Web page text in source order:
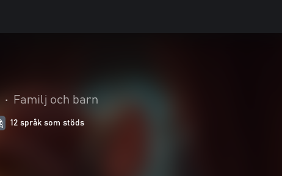
• Familj och barn
12 språk som stöds